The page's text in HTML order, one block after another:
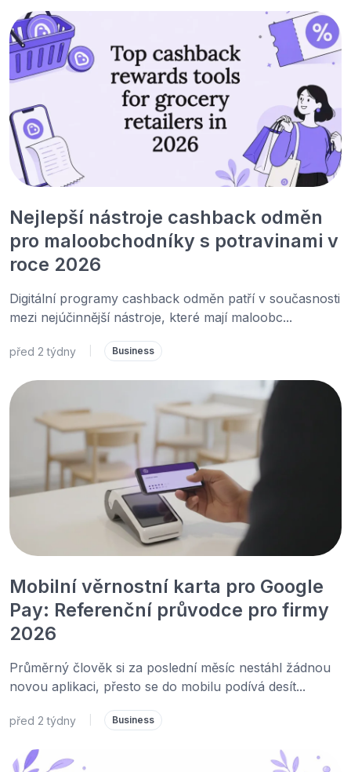
Nejlepší nástroje cashback odměn
pro maloobchodníky s potravinami v
roce 2026
Digitální programy cashback odměn patří v současnosti
mezi nejúčinnější nástroje, které mají maloobc...
před 2 týdny Business
Mobilní věrnostní karta pro Google
Pay: Referenční průvodce pro firmy
2026
Průměrný člověk si za poslední měsíc nestáhl žádnou
novou aplikaci, přesto se do mobilu podívá desít...
před 2 týdny Business